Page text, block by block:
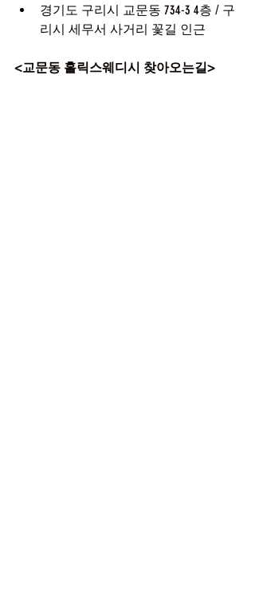
경기도 구리시 교문동 734-3 4층 / 구
리시 세무서 사거리 꽃길 인근
<교문동 홀릭스웨디시 찾아오는길>